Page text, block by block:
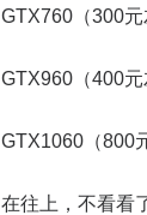
GTX760（300
GTX960（400
GTX1060（800
在往上，不看看